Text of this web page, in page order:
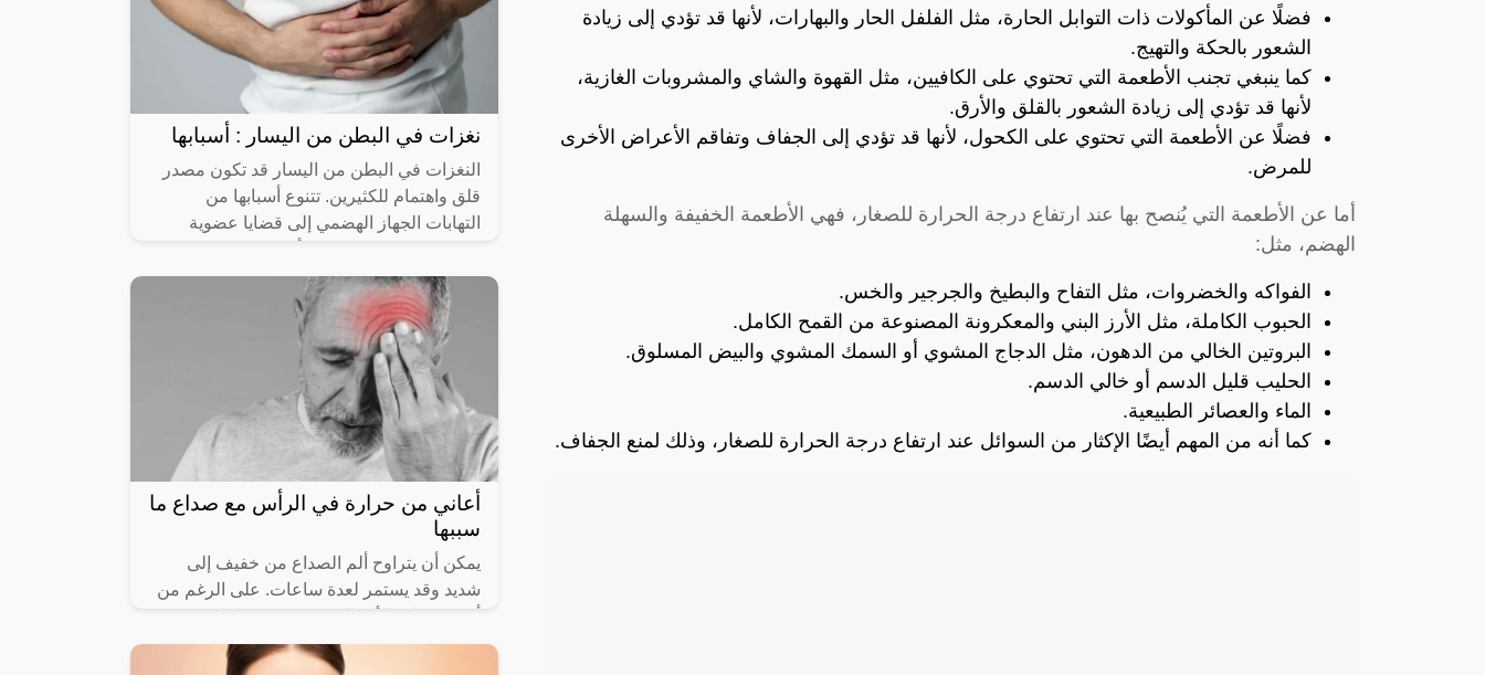
فضلًا عن المأكولات ذات التوابل الحارة، مثل الفلفل الحار والبهارات، لأنها قد تؤدي إلى زيادة
الشعور بالحكة والتهيج.
كما ينبغي تجنب الأطعمة التي تحتوي على الكافيين، مثل القهوة والشاي والمشروبات الغازية،
لأنها قد تؤدي إلى زيادة الشعور بالقلق والأرق.
فضلًا عن الأطعمة التي تحتوي على الكحول، لأنها قد تؤدي إلى الجفاف وتفاقم الأعراض الأخرى
للمرض.
أما عن الأطعمة التي يُنصح بها عند ارتفاع درجة الحرارة للصغار، فهي الأطعمة الخفيفة والسهلة
الهضم، مثل:
الفواكه والخضروات، مثل التفاح والبطيخ والجرجير والخس.
الحبوب الكاملة، مثل الأرز البني والمعكرونة المصنوعة من القمح الكامل.
البروتين الخالي من الدهون، مثل الدجاج المشوي أو السمك المشوي والبيض المسلوق.
الحليب قليل الدسم أو خالي الدسم.
الماء والعصائر الطبيعية.
كما أنه من المهم أيضًا الإكثار من السوائل عند ارتفاع درجة الحرارة للصغار، وذلك لمنع الجفاف.
نغزات في البطن من اليسار : أسبابها
النغزات في البطن من اليسار قد تكون مصدر
قلق واهتمام للكثيرين. تتنوع أسبابها من
التهابات الجهاز الهضمي إلى قضايا عضوية
أعاني من حرارة في الرأس مع صداع ما
سببها
يمكن أن يتراوح ألم الصداع من خفيف إلى
شديد وقد يستمر لعدة ساعات. على الرغم من
وصفة طبية، وقد يكون ألم الرأس مصحوب